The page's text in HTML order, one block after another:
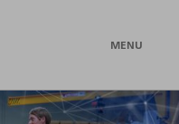
MENU